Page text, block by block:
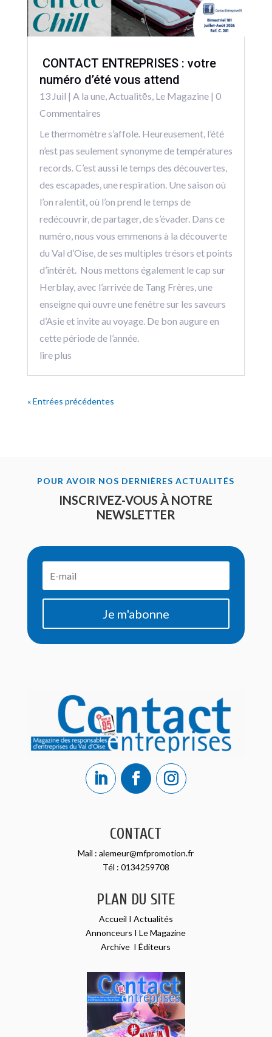
CONTACT ENTREPRISES : votre
numéro d’été vous attend
13 Juil | A la une, Actualitēs Le Magazine| 0
Commentaires
Le thermomètre s’affole. Heureusement, l’été
n’est pas seulement synonyme de températures
records. C’est aussi le temps des découvertes,
des escapades, une respiration. Une saison où
l’on ralentit, où l’on prend le temps de
redécouvrir, de partager, de s’évader. Dans ce
numéro, nous vous emmenons à la découverte
du Val d’Oise, de ses multiples trésors et points
d’intérêt. Nous mettons également le cap sur
Herblay, avec l’arrivée de Tang Frères, une
enseigne qui ouvre une fenêtre sur les saveurs
d’Asie et invite au voyage. De bon augure en
cette période de l’année.
lire plus
« Entrées précédentes
POUR AVOIR NOS DERNIÈRES ACTUALITÉS
INSCRIVEZ-VOUS À NOTRE
NEWSLETTER
Je m'abonne
CONTACT
Mail :alemeur@mfpromotion.fr
Tél : 0134259708
PLAN DU SITE
Accueil I Actualités
Annonceurs ILe Magazine
Archive IÉditeurs